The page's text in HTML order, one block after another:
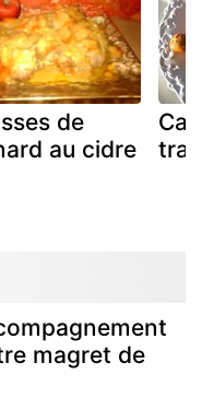
de
au cidre
magret de